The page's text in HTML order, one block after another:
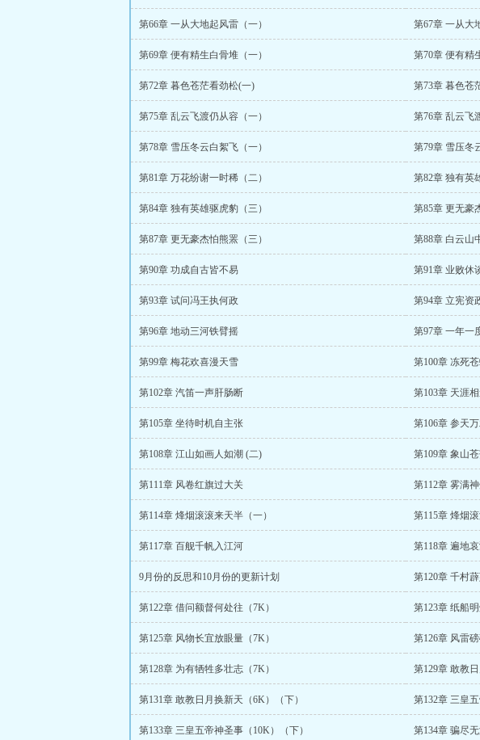
第66章 一从大地起风雷（一） 第67章 一从大
第69章 便有精生白骨堆（一） 第70章 便有精
第72章 暮色苍茫看劲松(一) 第73章 暮色苍
第75章 乱云飞渡仍从容（一） 第76章 乱云飞
第78章 雪压冬云白絮飞（一） 第79章 雪压冬
第81章 万花纷谢一时稀（二） 第82章 独有英
第84章 独有英雄驱虎豹（三） 第85章 更无豪
第87章 更无豪杰怕熊罴（三） 第88章 白云山
第90章 功成自古皆不易 第91章 业败休
第93章 试问冯王执何政 第94章 立宪资
第96章 地动三河铁臂摇 第97章 一年一
第99章 梅花欢喜漫天雪 第100章 冻死
第102章 汽笛一声肝肠断 第103章 天涯
第105章 坐待时机自主张 第106章 参天
第108章 江山如画人如潮 (二) 第109章 象山
第111章 风卷红旗过大关 第112章 雾满
第114章 烽烟滚滚来天半（一） 第115章 烽烟
第117章 百舰千帆入江河 第118章 遍地
9月份的反思和10月份的更新计划 第120章 千村
第122章 借问额督何处往（7K） 第123章 纸船
第125章 风物长宜放眼量（7K） 第126章 风雷
第128章 为有牺牲多壮志（7K） 第129章 敢教
第131章 敢教日月换新天（6K）（下） 第132章 三皇
第133章 三皇五帝神圣事（10K）（下） 第134章 骗尽